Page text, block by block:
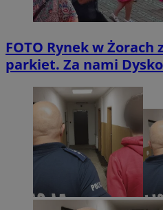
FOTO Rynek w Żorach
parkiet. Za nami